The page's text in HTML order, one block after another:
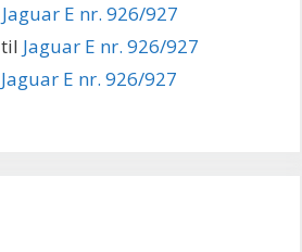
Jaguar E nr. 926/927
til Jaguar E nr. 926/927
Jaguar E nr. 926/927